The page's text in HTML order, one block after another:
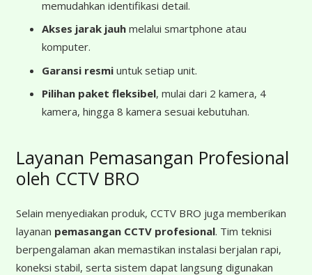
memudahkan identifikasi detail.
Akses jarak jauh melalui smartphone atau
komputer.
Garansi resmi untuk setiap unit.
Pilihan paket fleksibel, mulai dari 2 kamera, 4
kamera, hingga 8 kamera sesuai kebutuhan.
Layanan Pemasangan Profesional
oleh CCTV BRO
Selain menyediakan produk, CCTV BRO juga memberikan
layanan pemasangan CCTV profesional. Tim teknisi
berpengalaman akan memastikan instalasi berjalan rapi,
koneksi stabil, serta sistem dapat langsung digunakan